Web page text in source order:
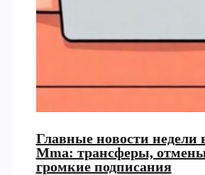
Главные новости недели
Mma: трансферы,
громкие подписания